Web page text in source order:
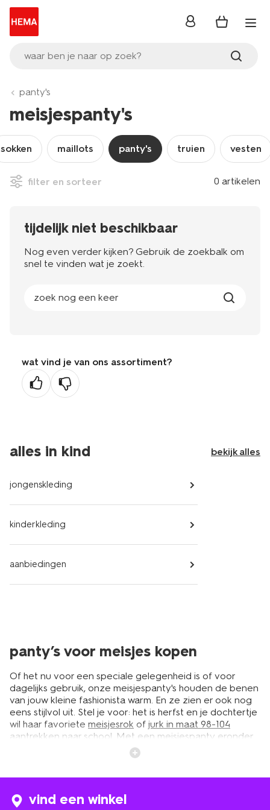
waar ben je naar op zoek?
inloggen
panty's
meisjespanty's
sokken maillots panty's truien vesten
filter en sorteer 0 artikelen
tijdelijk niet beschikbaar
Nog even verder kijken? Gebruik de zoekbalk om
snel te vinden wat je zoekt.
zoek nog een keer
wat vind je van ons assortiment?
alles in kind bekijk alles
jongenskleding
kinderkleding
aanbiedingen
panty’s voor meisjes kopen
Of het nu voor een speciale gelegenheid is of voor
dagelijks gebruik, onze meisjespanty's houden de benen
van jouw kleine fashionista warm. En ze zien er ook nog
eens stijlvol uit. Stel je voor: het is herfst en je dochtertje
wil haar favoriete meisjesrok of jurk in maat 98-104
aantrekken naar school. Met een meisjespanty eronder
kan ze lekker blijven spelen zonder dat ze het koud
krijgt. Onze panty's zijn gemaakt van hoogwaardige
vind een winkel